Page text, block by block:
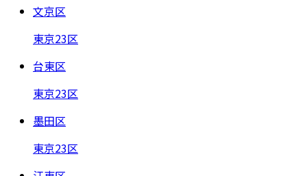
文京区
東京23区
台東区
東京23区
墨田区
東京23区